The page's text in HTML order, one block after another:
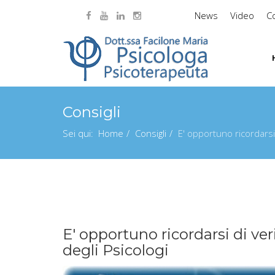
News Video
Consigli
Sei qui: Home Consigli E' opportuno
E' opportuno ricordarsi di
degli Psicologi